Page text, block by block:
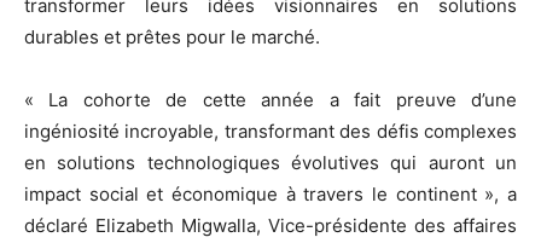
transformer leurs idées visionnaires en solutions
durables et prêtes pour le marché.
« La cohorte de cette année a fait preuve d’une
ingéniosité incroyable, transformant des défis complexes
en solutions technologiques évolutives qui auront un
impact social et économique à travers le continent », a
déclaré Elizabeth Migwalla, Vice-présidente des affaires